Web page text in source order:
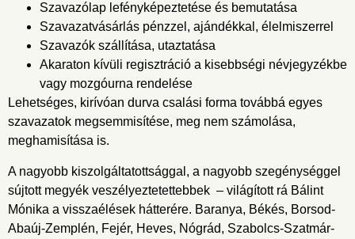
Szavazólap lefényképeztetése és bemutatása
Szavazatvásárlás pénzzel, ajándékkal, élelmiszerrel
Szavazók szállítása, utaztatása
Akaraton kívüli regisztráció a kisebbségi névjegyzékbe
vagy mozgóurna rendelése
Lehetséges, kirívóan durva csalási forma továbbá egyes
szavazatok megsemmisítése, meg nem számolása,
meghamisítása is.
A nagyobb kiszolgáltatottsággal, a nagyobb szegénységgel
sújtott megyék veszélyeztetettebbek – világított rá Bálint
Mónika a visszaélések hátterére. Baranya, Békés, Borsod-
Abaúj-Zemplén, Fejér, Heves, Nógrád, Szabolcs-Szatmár-